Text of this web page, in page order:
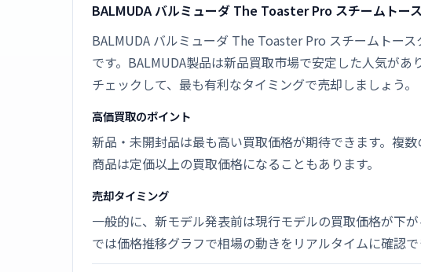
BALMUDA バルミューダ The Toaster Pro スチームトー
BALMUDA バルミューダ The Toaster Pro スチームトー
です。BALMUDA製品は新品買取市場で安定した人気が
チェックして、最も有利なタイミングで売却しましょう。
高価買取のポイント
新品・未開封品は最も高い買取価格が期待できます。複
商品は定価以上の買取価格になることもあります。
売却タイミング
一般的に、新モデル発表前は現行モデルの買取価格が下
では価格推移グラフで相場の動きをリアルタイムに確認で